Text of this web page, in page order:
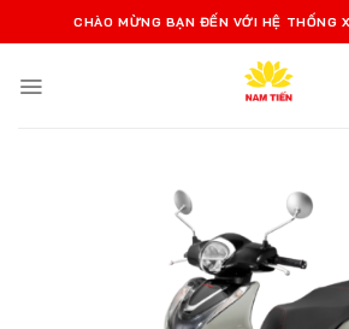
qua
dung
CHÀO MỪNG BẠN ĐẾN VỚI HỆ THỐNG